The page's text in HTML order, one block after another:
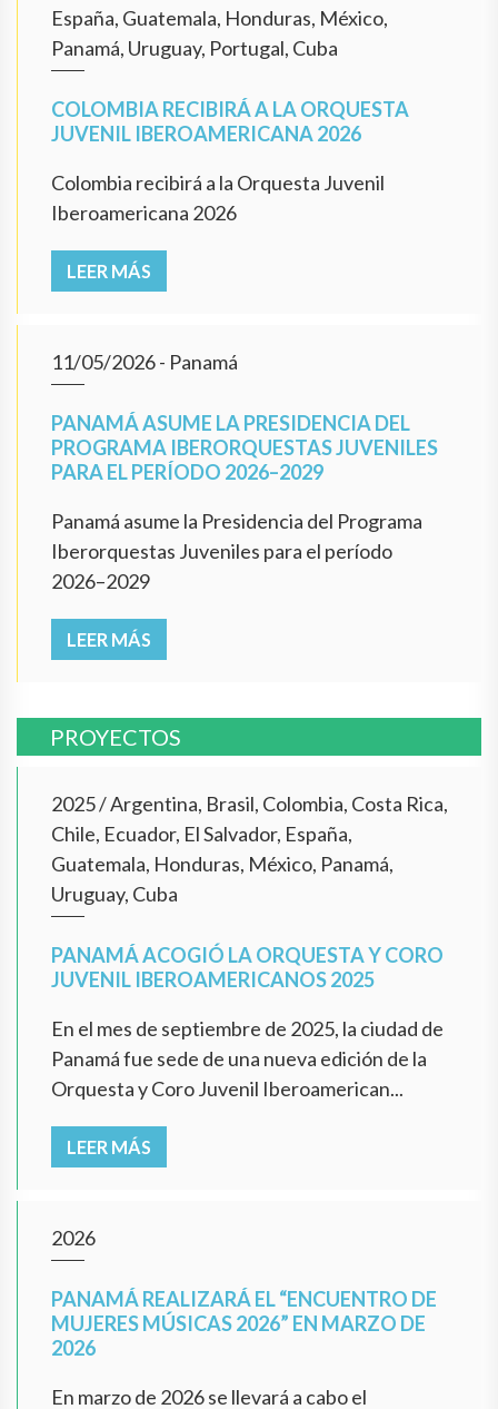
España, Guatemala, Honduras, México,
Panamá, Uruguay, Portugal, Cuba
COLOMBIA RECIBIRÁ A LA ORQUESTA
JUVENIL IBEROAMERICANA 2026
Colombia recibirá a la Orquesta Juvenil
Iberoamericana 2026
LEER MÁS
11/05/2026- Panamá
PANAMÁ ASUME LA PRESIDENCIA DEL
PROGRAMA IBERORQUESTAS JUVENILES
PARA EL PERÍODO 2026–2029
Panamá asume la Presidencia del Programa
Iberorquestas Juveniles para el período
2026–2029
LEER MÁS
PROYECTOS
2025/Argentina, Brasil, Colombia, Costa Rica,
Chile, Ecuador, El Salvador, España,
Guatemala, Honduras, México, Panamá,
Uruguay, Cuba
PANAMÁ ACOGIÓ LA ORQUESTA Y CORO
JUVENIL IBEROAMERICANOS 2025
En el mes de septiembre de 2025, la ciudad de
Panamá fue sede de una nueva edición de la
Orquesta y Coro Juvenil Iberoamerican...
LEER MÁS
2026
PANAMÁ REALIZARÁ EL “ENCUENTRO DE
MUJERES MÚSICAS 2026” EN MARZO DE
2026
En marzo de 2026 se llevará a cabo el